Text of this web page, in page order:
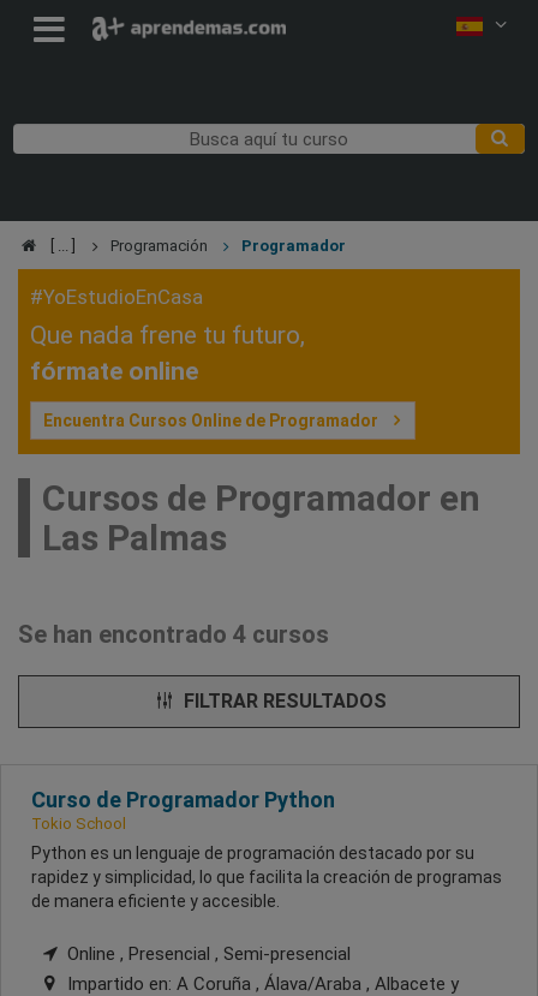
Programación Programador
#YoEstudioEnCasa
Que nada frene tu futuro,
fórmate online
Encuentra Cursos Online de Programador
Cursos de Programador en
Las Palmas
Se han encontrado 4 cursos
FILTRAR RESULTADOS
Curso de Programador Python
Tokio School
Python es un lenguaje de programación destacado por su
rapidez y simplicidad, lo que facilita la creación de programas
de manera eficiente y accesible.
Online , Presencial , Semi-presencial
Impartido en: A Coruña , Álava/Araba , Albacete y